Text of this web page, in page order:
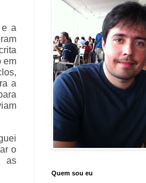
e a
em
a
o
as
Quem sou eu